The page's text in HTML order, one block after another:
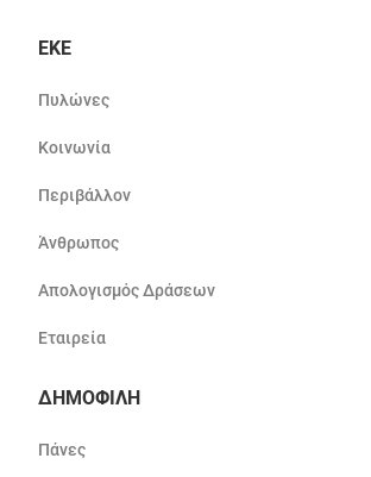
ΕΚΕ
Πυλώνες
Κοινωνία
Περιβάλλον
Άνθρωπος
Απολογισμός Δράσεων
Εταιρεία
ΔΗΜΟΦΙΛΗ
Πάνες